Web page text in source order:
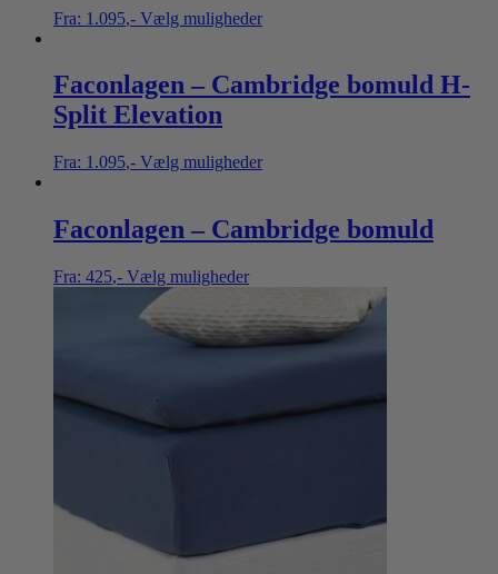
Fra: 1.095,- Vælg muligheder
Faconlagen – Cambridge bomuld H-
Split Elevation
Fra: 1.095,- Vælg muligheder
Faconlagen – Cambridge bomuld
Fra: 425,- Vælg muligheder